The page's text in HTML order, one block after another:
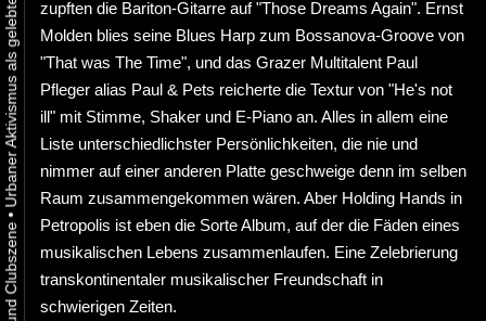
•
zupften die Bariton-Gitarre auf "Those Dreams Again". Ernst
Molden blies seine Blues Harp zum Bossanova-Groove von
"That was The Time", und das Grazer Multitalent Paul
Pfleger alias Paul & Pets reicherte die Textur von "He's not
ill" mit Stimme, Shaker und E-Piano an. Alles in allem eine
Liste unterschiedlichster Persönlichkeiten, die nie und
nimmer auf einer anderen Platte geschweige denn im selben
Raum zusammengekommen wären. Aber Holding Hands in
Petropolis ist eben die Sorte Album, auf der die Fäden eines
musikalischen Lebens zusammenlaufen. Eine Zelebrierung
transkontinentaler musikalischer Freundschaft in
schwierigen Zeiten.